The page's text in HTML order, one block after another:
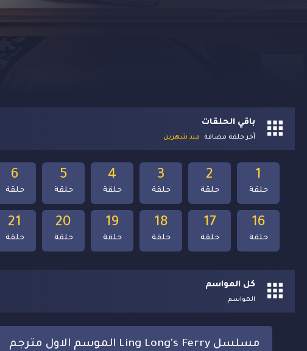
باقي الحلقات
آخر حلقة مضافة منذ شهرين
21
حلقة
20
حلقة
19
حلقة
18
حلقة
17
حلقة
16
حلقة
6
حلقة
5
حلقة
4
حلقة
3
حلقة
2
حلقة
1
حلقة
كل المواسم
المواسم
مسلسل Ling Long's Ferry الموسم الاول مترجم